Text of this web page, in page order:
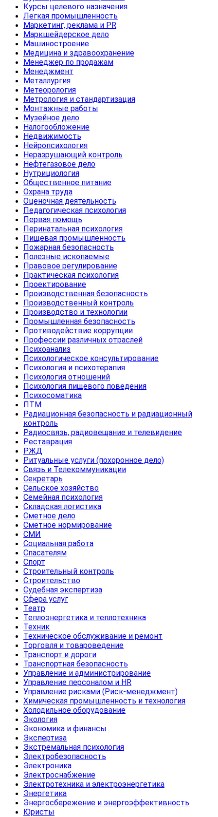
Курсы целевого назначения
Легкая промышленность
Маркетинг, реклама и PR
Маркшейдерское дело
Машиностроение
Медицина и здравоохранение
Менеджер по продажам
Менеджмент
Металлургия
Метеорология
Метрология и стандартизация
Монтажные работы
Музейное дело
Налогообложение
Недвижимость
Нейропсихология
Неразрушающий контроль
Нефтегазовое дело
Нутрициология
Общественное питание
Охрана труда
Оценочная деятельность
Педагогическая психология
Первая помощь
Перинатальная психология
Пищевая промышленность
Пожарная безопасность
Полезные ископаемые
Правовое регулирование
Практическая психология
Проектирование
Производственная безопасность
Производственный контроль
Производство и технологии
Промышленная безопасность
Противодействие коррупции
Профессии различных отраслей
Психоанализ
Психологическое консультирование
Психология и психотерапия
Психология отношений
Психология пищевого поведения
Психосоматика
ПТМ
Радиационная безопасность и радиационный
контроль
Радиосвязь, радиовещание и телевидение
Реставрация
РЖД
Ритуальные услуги (похоронное дело)
Связь и Телекоммуникации
Секретарь
Сельское хозяйство
Семейная психология
Складская логистика
Сметное дело
Сметное нормирование
СМИ
Социальная работа
Спасателям
Спорт
Строительный контроль
Строительство
Судебная экспертиза
Сфера услуг
Театр
Теплоэнергетика и теплотехника
Техник
Техническое обслуживание и ремонт
Торговля и товароведение
Транспорт и дороги
Транспортная безопасность
Управление и администрирование
Управление персоналом и HR
Управление рисками (Риск-менеджмент)
Химическая промышленность и технология
Холодильное оборудование
Экология
Экономика и финансы
Экспертиза
Экстремальная психология
Электробезопасность
Электроника
Электроснабжение
Электротехника и электроэнергетика
Энергетика
Энергосбережение и энергоэффективность
Юристы